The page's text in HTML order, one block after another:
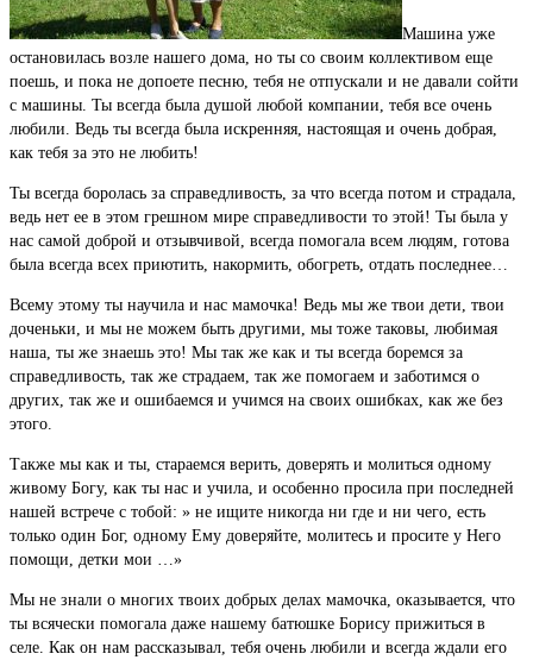
Машина уже
остановилась возле нашего дома, но ты со своим коллективом еще
поешь, и пока не допоете песню, тебя не отпускали и не давали сойти
с машины. Ты всегда была душой любой компании, тебя все очень
любили. Ведь ты всегда была искренняя, настоящая и очень добрая,
как тебя за это не любить!
Ты всегда боролась за справедливость, за что всегда потом и страдала,
ведь нет ее в этом грешном мире справедливости то этой! Ты была у
нас самой доброй и отзывчивой, всегда помогала всем людям, готова
была всегда всех приютить, накормить, обогреть, отдать последнее…
Всему этому ты научила и нас мамочка! Ведь мы же твои дети, твои
доченьки, и мы не можем быть другими, мы тоже таковы, любимая
наша, ты же знаешь это! Мы так же как и ты всегда боремся за
справедливость, так же страдаем, так же помогаем и заботимся о
других, так же и ошибаемся и учимся на своих ошибках, как же без
этого.
Также мы как и ты, стараемся верить, доверять и молиться одному
живому Богу, как ты нас и учила, и особенно просила при последней
нашей встрече с тобой: » не ищите никогда ни где и ни чего, есть
только один Бог, одному Ему доверяйте, молитесь и просите у Него
помощи, детки мои …»
Мы не знали о многих твоих добрых делах мамочка, оказывается, что
ты всячески помогала даже нашему батюшке Борису прижиться в
селе. Как он нам рассказывал, тебя очень любили и всегда ждали его